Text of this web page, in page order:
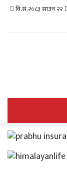
वि.सं.२०८३ साउन २२